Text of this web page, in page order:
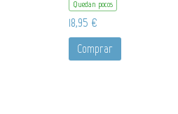
Quedan pocos
18,95 €
Comprar